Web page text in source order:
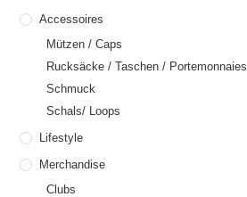
Accessoires
Mützen / Caps
Rucksäcke / Taschen / Portemonnaies
Schmuck
Schals/ Loops
Lifestyle
Merchandise
Clubs